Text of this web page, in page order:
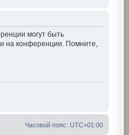
могут быть
на конференции. Помните,
Часовой пояс: UTC+01:00